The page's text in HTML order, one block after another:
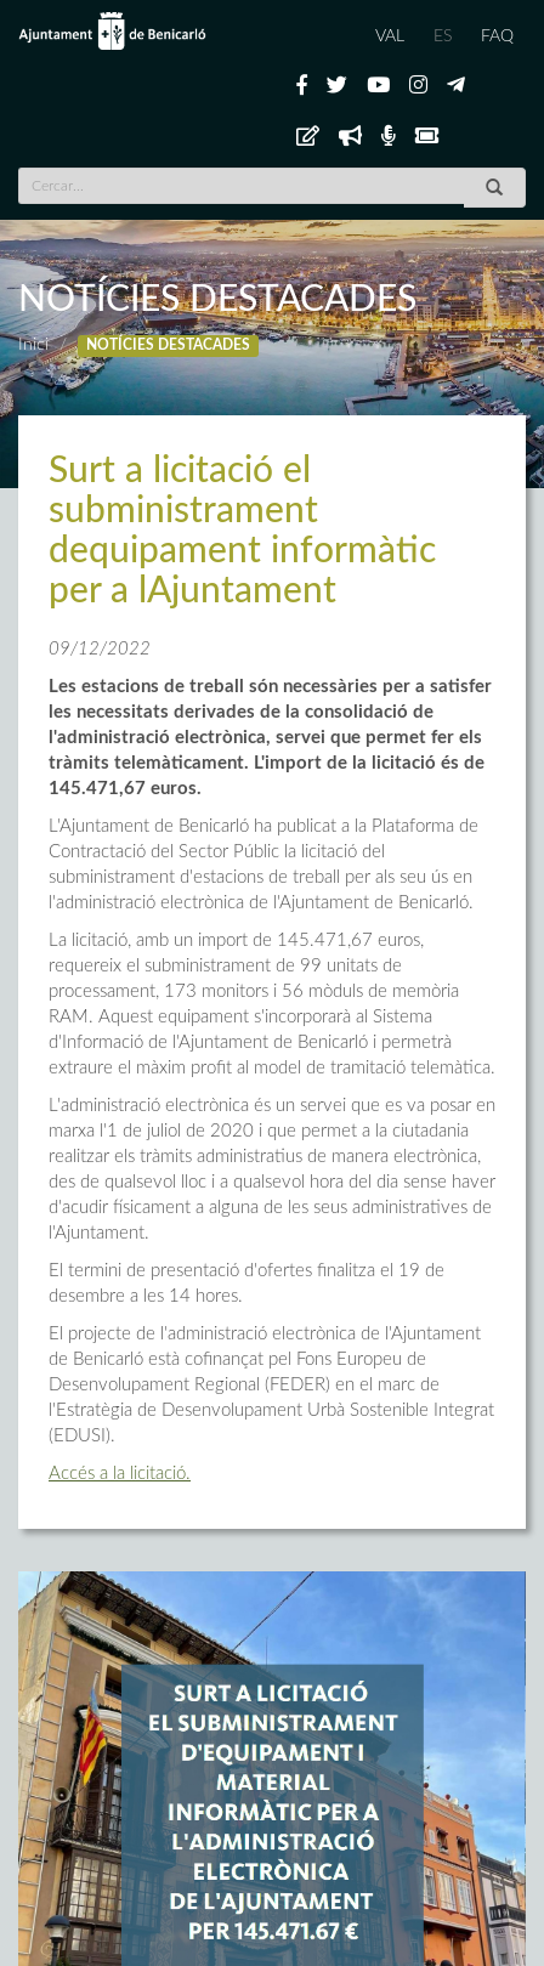
VAL ES FAQ
NOTÍCIES DESTACADES
Inici NOTÍCIES DESTACADES
Surt a licitació el
subministrament
dequipament informàtic
per a lAjuntament
09/12/2022
Les estacions de treball són necessàries per a satisfer
les necessitats derivades de la consolidació de
l'administració electrònica, servei que permet fer els
tràmits telemàticament. L'import de la licitació és de
145.471,67 euros.
L'Ajuntament de Benicarló ha publicat a la Plataforma de
Contractació del Sector Públic la licitació del
subministrament d'estacions de treball per als seu ús en
l'administració electrònica de l'Ajuntament de Benicarló.
La licitació, amb un import de 145.471,67 euros,
requereix el subministrament de 99 unitats de
processament, 173 monitors i 56 mòduls de memòria
RAM. Aquest equipament s'incorporarà al Sistema
d'Informació de l'Ajuntament de Benicarló i permetrà
extraure el màxim profit al model de tramitació telemàtica.
L'administració electrònica és un servei que es va posar en
marxa l'1 de juliol de 2020 i que permet a la ciutadania
realitzar els tràmits administratius de manera electrònica,
des de qualsevol lloc i a qualsevol hora del dia sense haver
d'acudir físicament a alguna de les seus administratives de
l'Ajuntament.
El termini de presentació d'ofertes finalitza el 19 de
desembre a les 14 hores.
El projecte de l'administració electrònica de l'Ajuntament
de Benicarló està cofinançat pel Fons Europeu de
Desenvolupament Regional (FEDER) en el marc de
l'Estratègia de Desenvolupament Urbà Sostenible Integrat
(EDUSI).
Accés a la licitació.